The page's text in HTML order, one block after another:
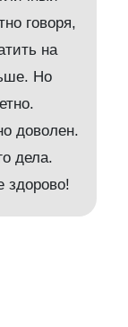
говоря,
на
Но
доволен.
дела.
здорово!